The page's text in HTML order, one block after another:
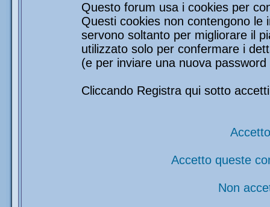
Questo forum usa i cookies per
Questi cookies non contengono le
servono soltanto per migliorare il
utilizzato solo per confermare i
(e per inviare una nuova
Cliccando Registra qui sotto
Accetto queste
Non